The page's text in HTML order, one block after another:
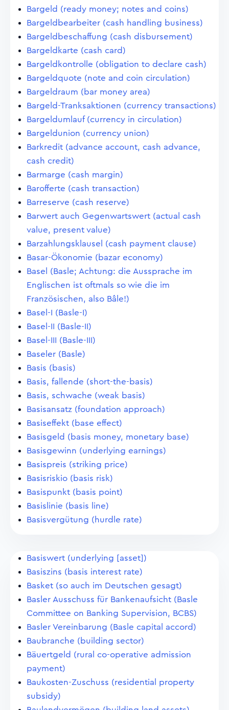
Bargeld (ready money; notes and coins)
Bargeldbearbeiter (cash handling business)
Bargeldbeschaffung (cash disbursement)
Bargeldkarte (cash card)
Bargeldkontrolle (obligation to declare cash)
Bargeldquote (note and coin circulation)
Bargeldraum (bar money area)
Bargeld-Tranksaktionen (currency transactions)
Bargeldumlauf (currency in circulation)
Bargeldunion (currency union)
Barkredit (advance account, cash advance,
cash credit)
Barmarge (cash margin)
Barofferte (cash transaction)
Barreserve (cash reserve)
Barwert auch Gegenwartswert (actual cash
value, present value)
Barzahlungsklausel (cash payment clause)
Basar-Ökonomie (bazar economy)
Basel (Basle; Achtung: die Aussprache im
Englischen ist oftmals so wie die im
Französischen, also Bâle!)
Basel-I (Basle-I)
Basel-II (Basle-II)
Basel-III (Basle-III)
Baseler (Basle)
Basis (basis)
Basis, fallende (short-the-basis)
Basis, schwache (weak basis)
Basisansatz (foundation approach)
Basiseffekt (base effect)
Basisgeld (basis money, monetary base)
Basisgewinn (underlying earnings)
Basispreis (striking price)
Basisriskio (basis risk)
Basispunkt (basis point)
Basislinie (basis line)
Basisvergütung (hurdle rate)
Basiswert (underlying [asset])
Basiszins (basis interest rate)
Basket (so auch im Deutschen gesagt)
Basler Ausschuss für Bankenaufsicht (Basle
Committee on Banking Supervision, BCBS)
Basler Vereinbarung (Basle capital accord)
Baubranche (building sector)
Bäuertgeld (rural co-operative admission
payment)
Baukosten-Zuschuss (residential property
subsidy)